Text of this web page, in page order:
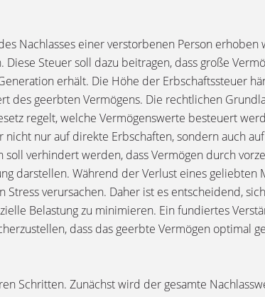
Nachlasses einer verstorbenen Person
Steuer soll dazu beitragen, dass große
erhält. Die Höhe der Erbschaftssteuer
des geerbten Vermögens. Die rechtlichen
regelt, welche Vermögenswerte besteuert
nur auf direkte Erbschaften, sondern auch
verhindert werden, dass Vermögen durch
darstellen. Während der Verlust eines
verursachen. Daher ist es entscheidend,
Belastung zu minimieren. Ein fundiertes
dass das geerbte Vermögen optimal
Schritten. Zunächst wird der gesamte